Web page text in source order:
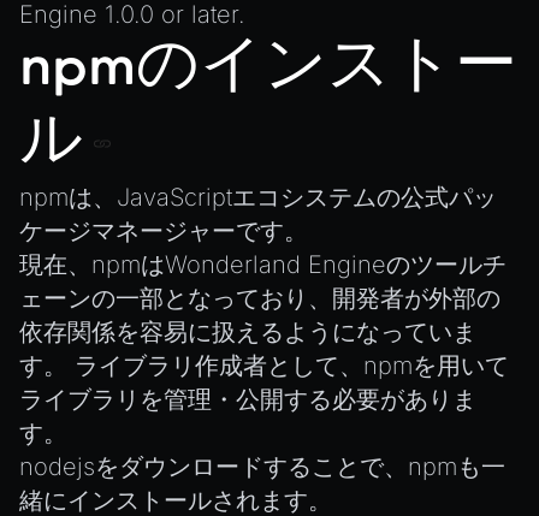
Engine 1.0.0 or later.
npmのインストー
ル
npmは、JavaScriptエコシステムの公式パッ
ケージマネージャーです。
現在、npmはWonderland Engineのツールチ
ェーンの一部となっており、開発者が外部の
依存関係を容易に扱えるようになっていま
す。 ライブラリ作成者として、npmを用いて
ライブラリを管理・公開する必要がありま
す。
nodejsをダウンロードすることで、npmも一
緒にインストールされます。
MorphTargets
Object3D
ParticleEffectManager
Pipeline
PipelineManager
ProbeVolumeScenario
ProbeVolumeScenarioManager
RayHit
Resource
ResourceManager
Scene